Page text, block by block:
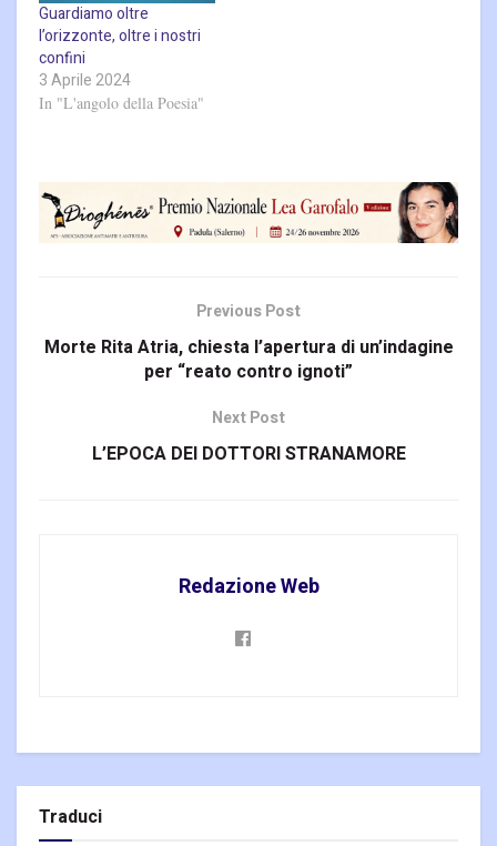
Guardiamo oltre
l’orizzonte, oltre i nostri
confini
3 Aprile 2024
In "L'angolo della Poesia"
Previous Post
Morte Rita Atria, chiesta l’apertura di un’indagine
per “reato contro ignoti”
Next Post
L’EPOCA DEI DOTTORI STRANAMORE
Redazione Web
Traduci